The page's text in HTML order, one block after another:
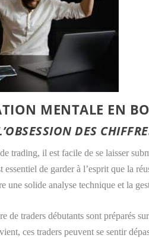
MENTALE EN
DES
trading, il est facile de se laisser
essentiel de garder à l’esprit que la
une solide analyse technique et la
de traders débutants sont préparés
ces traders peuvent se sentir